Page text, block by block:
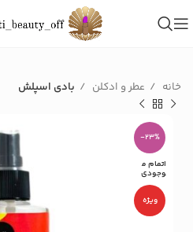
خانه عطر و ادکلن بادی اسپلش
-23%
اتمام م
وجودی
ویژه